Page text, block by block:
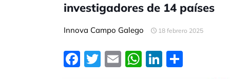
investigadores de 14 países
Innova Campo Galego 18 febrero 2025
Facebook
Twitter
EmailWhatsApp
LinkedIn